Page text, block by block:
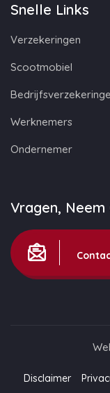
Snelle Links
Verzekeringen
Scootmobiel
Werknemers
Ondernemer
Vragen,
Disclaimer